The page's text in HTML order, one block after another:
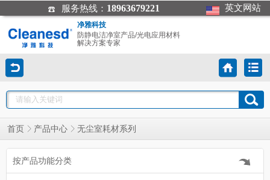
服务热线： 18963679221 英文网站
净雅科技
防静电洁净室产品/光电应用材料
解决方案专家
首页 产品中心 无尘室耗材系列
按产品功能分类